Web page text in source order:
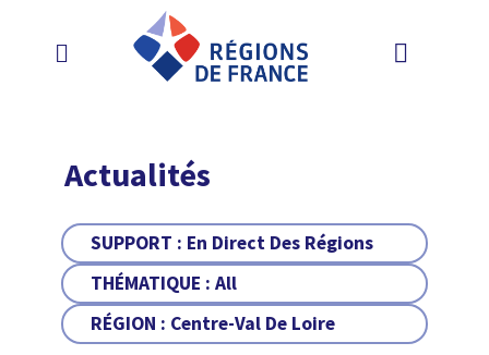
Actualités
SUPPORT : En Direct Des Régions
THÉMATIQUE :All
RÉGION : Centre-Val De Loire